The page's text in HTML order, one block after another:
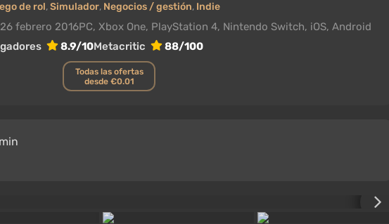
de rol,Simulador, Negocios / gestión, Indie
26 febrero 2016PC, Xbox One, PlayStation 4, Nintendo Switch, iOS, Android
8.9/10Metacritic 88/100
Todas las ofertas
desde €0.01